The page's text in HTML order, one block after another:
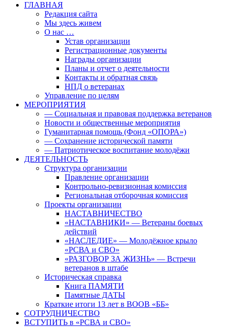
ГЛАВНАЯ
Редакция сайта
Мы здесь живем
О нас …
Устав организации
Регистрационные документы
Награды организации
Планы и отчет о деятельности
Контакты и обратная связь
НПД о ветеранах
Управление по целям
МЕРОПРИЯТИЯ
— Социальная и правовая поддержка ветеранов
Новости и общественные мероприятия
Гуманитарная помощь (Фонд «ОПОРА»)
— Сохранение исторической памяти
— Патриотическое воспитание молодёжи
ДЕЯТЕЛЬНОСТЬ
Структура организации
Правление организации
Контрольно-ревизионная комиссия
Региональная отборочная комиссия
Проекты организации
НАСТАВНИЧЕСТВО
«НАСТАВНИКИ» — Ветераны боевых
действий
«НАСЛЕДИЕ» — Молодёжное крыло
«РСВА и СВО»
«РАЗГОВОР ЗА ЖИЗНЬ» — Встречи
ветеранов в штабе
Историческая справка
Книга ПАМЯТИ
Памятные ДАТЫ
Краткие итоги 13 лет в ВООВ «ББ»
СОТРУДНИЧЕСТВО
ВСТУПИТЬ в «РСВА и СВО»